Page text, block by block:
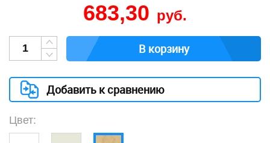
683,30 руб.
В корзину
Добавить к сравнению
Цвет: